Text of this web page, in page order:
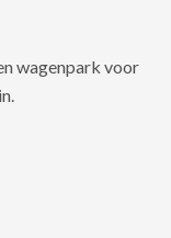
wagenpark voor